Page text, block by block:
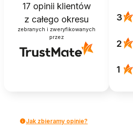
17 opinii klientów
z całego okresu
zebranych i zweryfikowanych
przez
3
2
1
Jak zbieramy opinie?